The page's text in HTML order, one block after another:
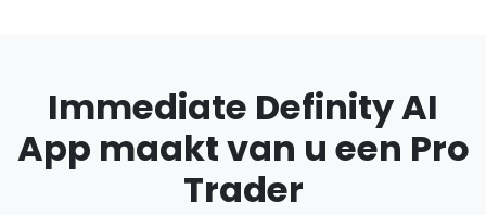
Immediate Definity AI
App maakt van u een Pro
Trader